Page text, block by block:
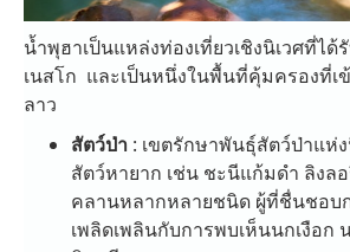
น้ำพุฮาเป็นแหล่งท่องเที่ยวเชิงนิเวศที่ได้
เนสโก และเป็นหนึ่งในพื้นที่คุ้มครองที่เ
ลาว
สัตว์ป่า : เขตรักษาพันธุ์สัตว์ป่าแห่
สัตว์หายาก เช่น ชะนีแก้มดำ ลิงล
คลานหลากหลายชนิด ผู้ที่ชื่นชอบ
เพลิดเพลินกับการพบเห็นนกเงือก